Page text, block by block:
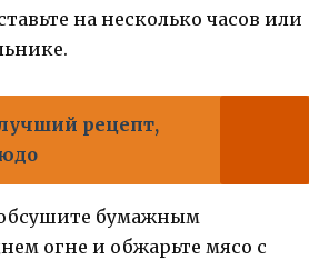
на несколько часов или
рецепт,
бумажным
огне и обжарьте мясо с